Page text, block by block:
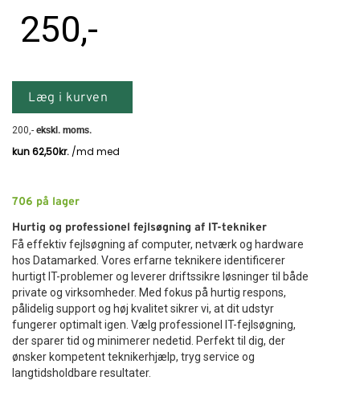
706 på lager
Hurtig og professionel fejlsøgning af IT-tekniker
Få effektiv fejlsøgning af computer, netværk og hardware
hos Datamarked. Vores erfarne teknikere identificerer
hurtigt IT-problemer og leverer driftssikre løsninger til både
private og virksomheder. Med fokus på hurtig respons,
pålidelig support og høj kvalitet sikrer vi, at dit udstyr
fungerer optimalt igen. Vælg professionel IT-fejlsøgning,
der sparer tid og minimerer nedetid. Perfekt til dig, der
ønsker kompetent teknikerhjælp, tryg service og
langtidsholdbare resultater.
250,-
Læg i kurven
200,- ekskl. moms.